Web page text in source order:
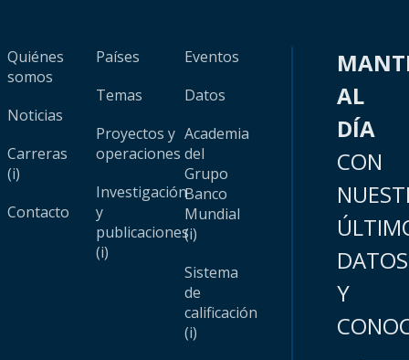
Quiénes
somos
Noticias
Carreras
(i)
Contacto
Países
Temas
Proyectos y
operaciones
Investigación
y
publicaciones
(i)
Eventos
Datos
Academia
del
Grupo
Banco
Mundial
(i)
Sistema
de
calificación
(i)
AL
DÍA
CON
DATOS
Y